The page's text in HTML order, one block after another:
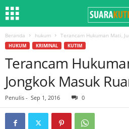
Beranda hukum Terancam Hukuman Mati,
HUKUM KRIMINAL KUTIM
Terancam
Jongkok Masuk
Penulis - Sep 1, 2016 0